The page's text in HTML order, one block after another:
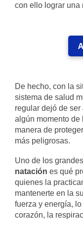
con ello lograr una
De hecho, con la
sistema de salud
regular dejó de
algún momento de
manera de
más peligrosas.
Uno de los
natación es qué
quienes la
mantenerte en la
fuerza y energía,
corazón, la